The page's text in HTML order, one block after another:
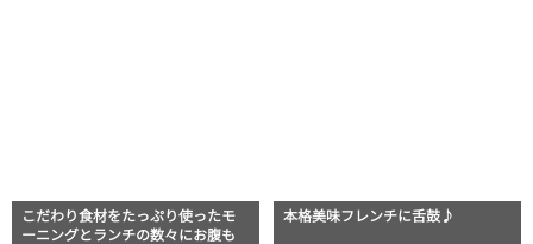
こだわり食材をたっぷり使ったモ
ーニングとランチの数々にお腹も
本格美味フレンチに舌鼓♪